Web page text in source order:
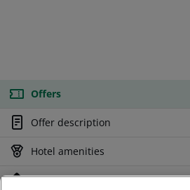
Offers
Offer description
Hotel amenities
Location